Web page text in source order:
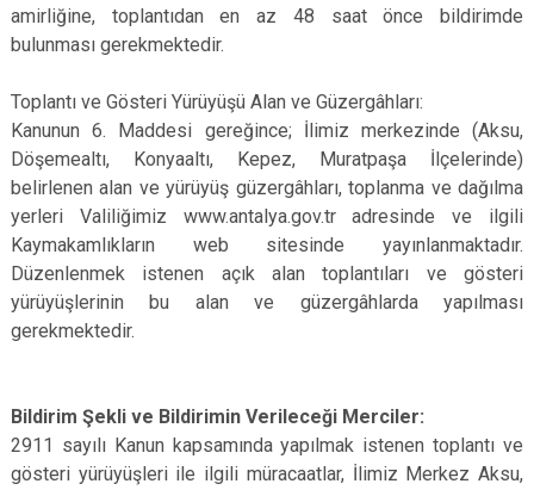
amirliğine, toplantıdan en az 48 saat önce bildirimde
bulunması gerekmektedir.
Toplantı ve Gösteri Yürüyüşü Alan ve Güzergâhları:
Kanunun 6. Maddesi gereğince; İlimiz merkezinde (Aksu,
Döşemealtı, Konyaaltı, Kepez, Muratpaşa İlçelerinde)
belirlenen alan ve yürüyüş güzergâhları, toplanma ve dağılma
yerleri Valiliğimiz www.antalya.gov.tr adresinde ve ilgili
Kaymakamlıkların web sitesinde yayınlanmaktadır.
Düzenlenmek istenen açık alan toplantıları ve gösteri
yürüyüşlerinin bu alan ve güzergâhlarda yapılması
gerekmektedir.
Bildirim Şekli ve Bildirimin Verileceği Merciler:
2911 sayılı Kanun kapsamında yapılmak istenen toplantı ve
gösteri yürüyüşleri ile ilgili müracaatlar, İlimiz Merkez Aksu,